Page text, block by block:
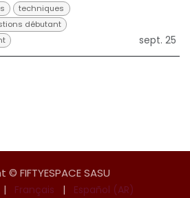
techniques
débutant
sept. 25
FIFTYESPACE SASU
| Français | Español (AR)